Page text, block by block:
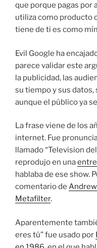
que porque pagas por
utiliza como producto
tiene de ti es como
Evil Google ha
parece validar este
la publicidad, las
su tiempo y sus datos,
aunque el público ya
La frase viene de los
internet. Fue
llamado “Television
reprodujo en una
hablaba de ese show.
comentario de
Metafilter.
Aparentemente
eres tú” fue usado por